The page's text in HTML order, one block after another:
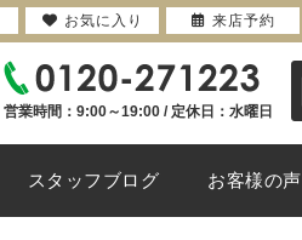
営業時間：9:00～19:00 / 定休日：水曜日
スタッフブログ お客様の声
お気に入り 来店予約